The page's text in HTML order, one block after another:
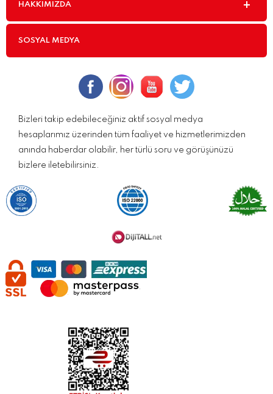
HAKKIMIZDA
SOSYAL MEDYA
Bizleri takip edebileceğiniz aktif sosyal medya
hesaplarımız üzerinden tüm faaliyet ve hizmetlerimizden
anında haberdar olabilir, her türlü soru ve görüşünüzü
bizlere iletebilirsiniz.